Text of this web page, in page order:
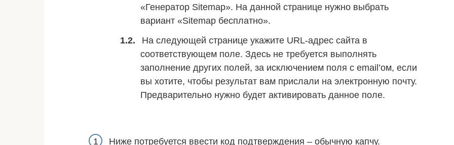
«Генератор Sitemap». На данной странице нужно выбрать
вариант «Sitemap бесплатно».
На следующей странице укажите URL-адрес сайта в
соответствующем поле. Здесь не требуется выполнять
заполнение других полей, за исключением поля с email’ом, если
вы хотите, чтобы результат вам прислали на электронную почту.
Предварительно нужно будет активировать данное поле.
Ниже потребуется ввести код подтверждения – обычную капчу.